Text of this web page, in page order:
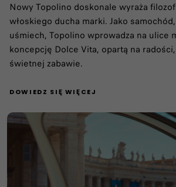
Nowy Topolino doskonale wyraża
włoskiego ducha marki. Jako
uśmiech, Topolino wprowadza na ulice
koncepcję Dolce Vita, opartą na
świetnej zabawie.
DOWIEDZ SIĘ WIĘCEJ